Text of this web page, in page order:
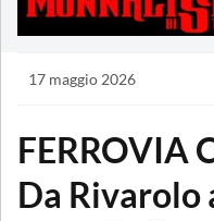
17 maggio 2026
FERROVIA
Da Rivarolo